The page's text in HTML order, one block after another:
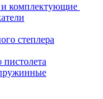
комплектующие
степлера